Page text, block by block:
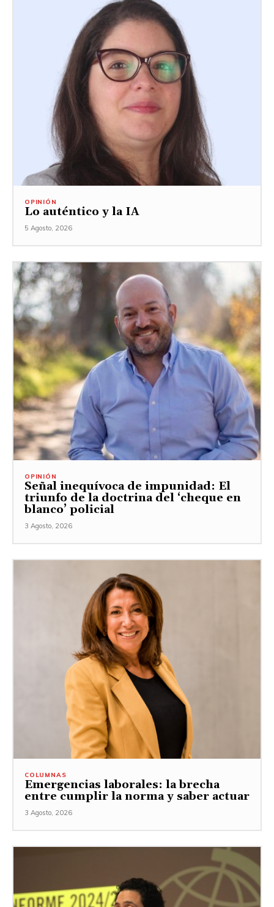
OPINIÓN
Lo auténtico y la IA
5 Agosto, 2026
OPINIÓN
Señal inequívoca de impunidad: El
triunfo de la doctrina del ‘cheque en
blanco’ policial
3 Agosto, 2026
COLUMNAS
Emergencias laborales: la brecha
entre cumplir la norma y saber actuar
3 Agosto, 2026